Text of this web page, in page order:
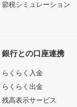
節税シミュレーション
銀行との口座連携
らくらく入金
らくらく出金
残高表示サービス